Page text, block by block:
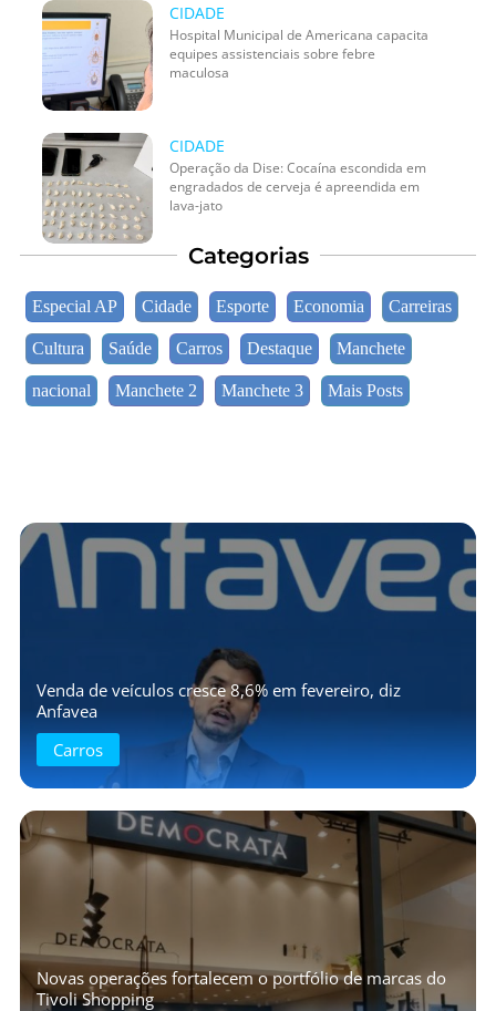
CIDADE
Hospital Municipal de Americana capacita
equipes assistenciais sobre febre
maculosa
CIDADE
Operação da Dise: Cocaína escondida em
engradados de cerveja é apreendida em
lava-jato
Categorias
Especial AP Cidade Esporte Economia Carreiras
Cultura Saúde Carros Destaque Manchete
nacional Manchete 2 Manchete 3 Mais Posts
Venda de veículos cresce 8,6% em fevereiro, diz
Anfavea
Carros
Novas operações fortalecem o portfólio de marcas do
Tivoli Shopping